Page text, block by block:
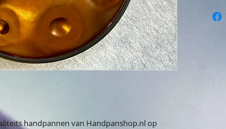
handpannen van Handpanshop.nl op